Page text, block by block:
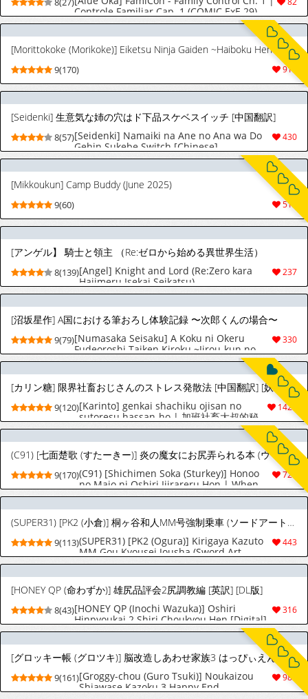
Controle Familiar Cap. 1 (COMIC ExE 29)
[Portuguese-BR] [TraduZion] [Decensored]
[Digital]
[Morittokoke (Morikoke)] Eiketsu Ninja Gaiden ~Haiboku Hen~ The Legend of Zelda dj [Eng] {Decensored} {colorized}
915
9(170)
[Seidenki] 生意気な姉の穴はド下品スケベスイッチ [中国翻訳]
430
8(57)[Seidenki] Namaiki na Ane no Ana wa Do
Gehin Sukebe Switch [Chinese]
[Mikkoukun] Camp Buddy (June 2025)
513
9(60)
[アンゲル】 騎士と領主 （Re:ゼロから始める異世界生活）
237
8(139)[Angel] Knight and Lord (Re:Zero kara
Hajimeru Isekai Seikatsu)
[沼坂星作] A国における筆おろし体験記録 〜次郎くんの場合〜
330
9(79)[Numasaka Seisaku] A Koku ni Okeru
Fudeoroshi Taiken Kiroku ~Jirou-kun no
Baai~
[カリン糖] 限界社畜おじさんのストレス発散法 [中国翻訳] [妖玖汉化] [DL版]
1428
9(120)[Karinto] genkai shachiku ojisan no
sutoresu hassan-ho | 加班社畜大叔的秘
密解压法 [Chinese] [妖玖汉化]
(C91) [七面楚歌 (すたーきー)] 炎の魔女にお尻弄られる本 (ウィッチクラフトワークス) [英訳]
726
9(170)(C91) [Shichimen Soka (Sturkey)] Honoo
no Majo ni Oshiri Ijirareru Hon | When
the Fire Witch Plays With My Ass (Witch
Craft Works) [English] [maipantsu]
(SUPER31) [PK2 (小倉)] 桐ヶ谷和人MM号強制乗車 (ソードアート・オンライン)
443
9(113)(SUPER31) [PK2 (Ogura)] Kirigaya Kazuto
MM Gou Kyousei Jousha (Sword Art
Online)
[HONEY QP (命わずか)] 雄尻品評会2尻調教編 [英訳] [DL版]
316
8(43)[HONEY QP (Inochi Wazuka)] Oshiri
Hinpyoukai 2 Shiri Choukyou Hen [Digital]
[グロッキー帳 (グロツキ)] 脳改造しあわせ家族3 はっぴぃえんど
985
9(161)[Groggy-chou (Guro Tsuki)] Noukaizou
Shiawase Kazoku 3 Happy End